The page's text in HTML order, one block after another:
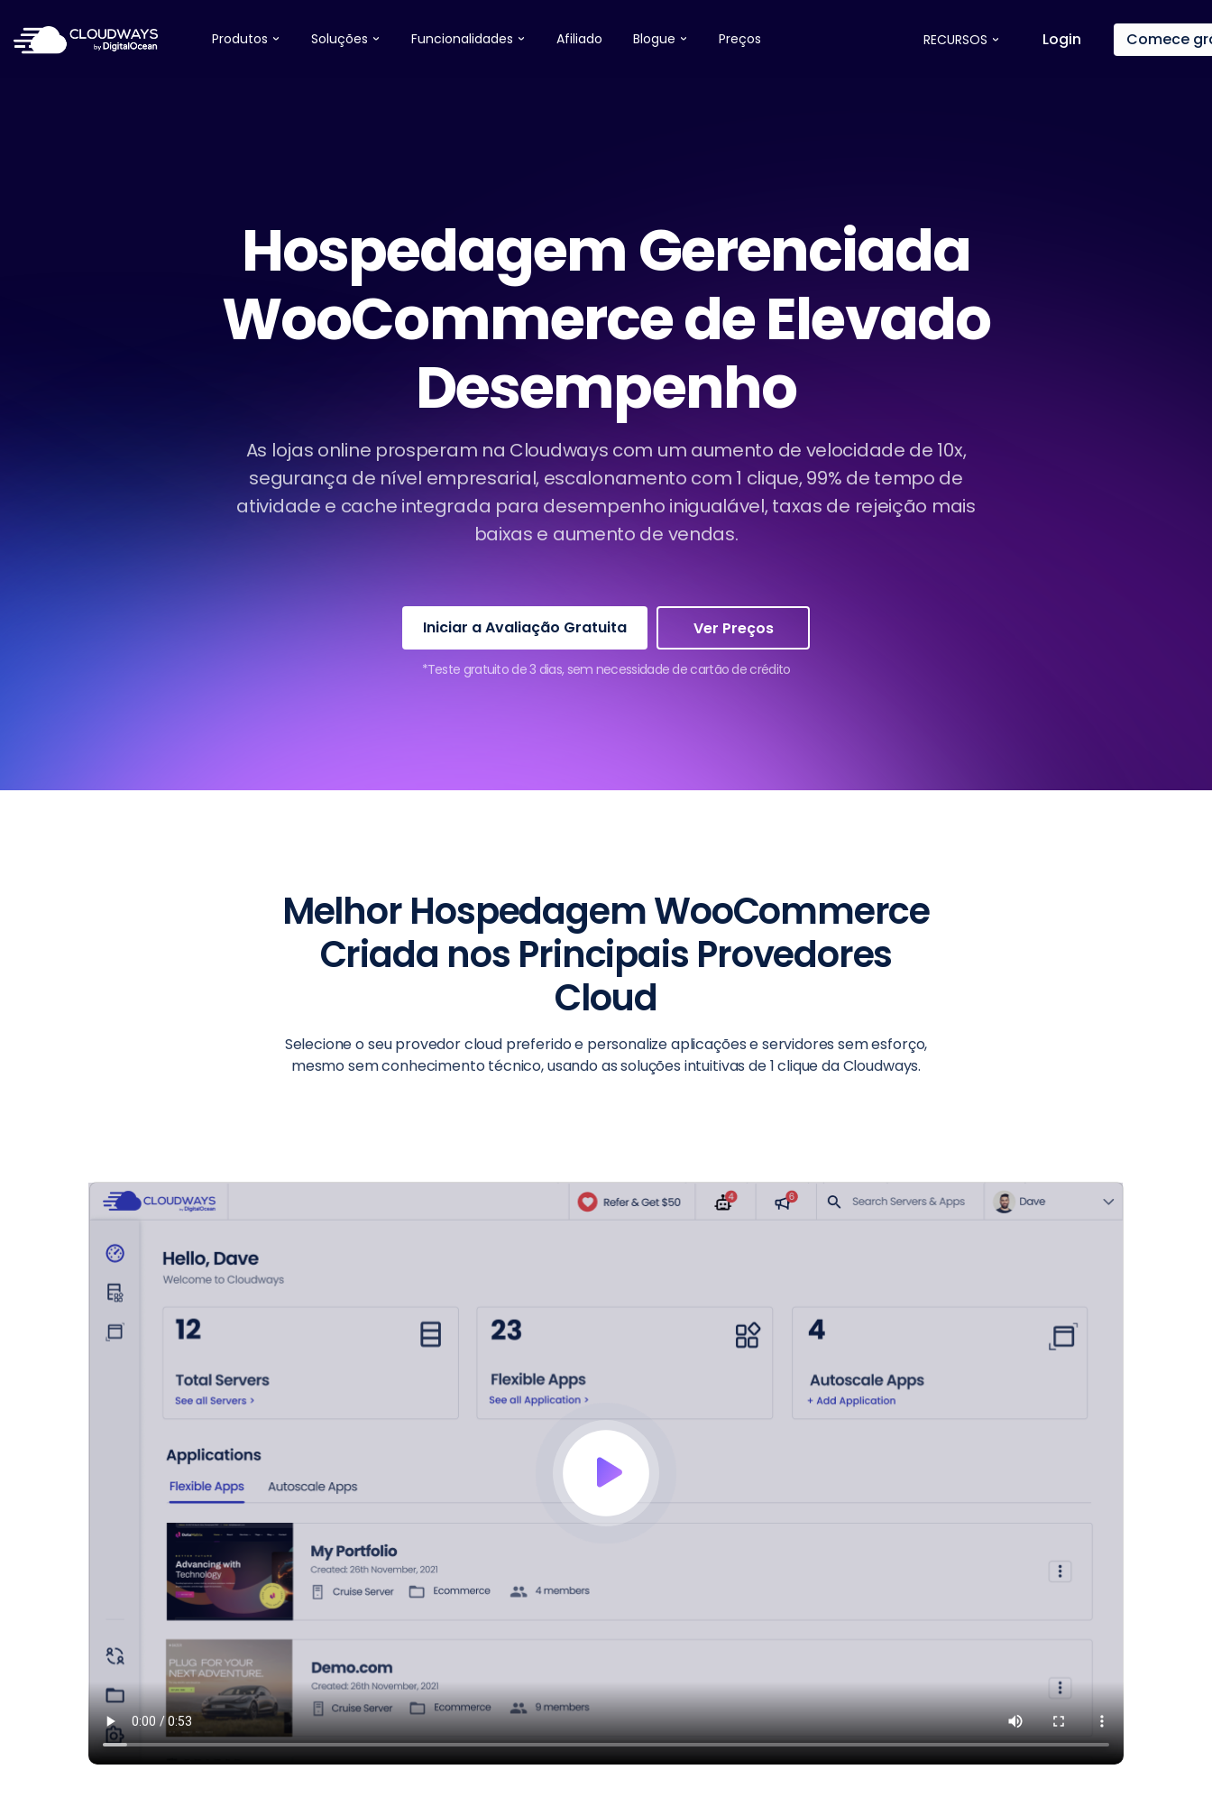
Produtos Soluções Funcionalidades Afiliado Blogue Preços RECURSOS Login Comece
Hospedagem Gerenciada
WooCommerce de Elevado
Desempenho
As lojas online prosperam na Cloudways com um aumento de velocidade de 10x,
segurança de nível empresarial, escalonamento com 1 clique, 99% de tempo de
atividade e cache integrada para desempenho inigualável, taxas de rejeição mais
baixas e aumento de vendas.
Iniciar a Avaliação Gratuita Ver Preços
*Teste gratuito de 3 dias, sem necessidade de cartão de crédito
Melhor Hospedagem WooCommerce
Criada nos Principais Provedores
Cloud
Selecione o seu provedor cloud preferido e personalize aplicações e servidores sem esforço,
mesmo sem conhecimento técnico, usando as soluções intuitivas de 1 clique da Cloudways.